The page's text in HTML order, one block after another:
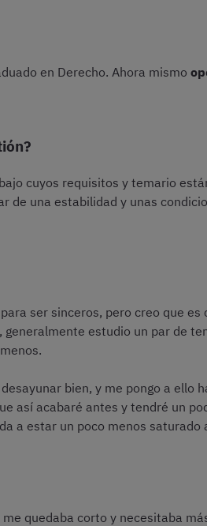
en Derecho. Ahora mismo
cuyos requisitos y temario
de una estabilidad y unas
ser sinceros, pero creo que
estudio un par de
bien, y me pongo a ello
así acabaré antes y tendré un
a estar un poco menos saturado
quedaba corto y necesitaba